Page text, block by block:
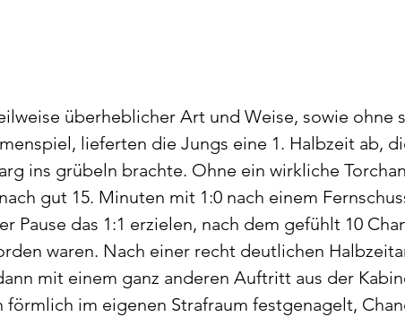
überheblicher Art und Weise, sowie ohne
lieferten die Jungs eine 1. Halbzeit ab,
ins grübeln brachte. Ohne ein wirkliche
gut 15. Minuten mit 1:0 nach einem
Pause das 1:1 erzielen, nach dem gefühlt 10
waren. Nach einer recht deutlichen
mit einem ganz anderen Auftritt aus der
förmlich im eigenen Strafraum festgenagelt,